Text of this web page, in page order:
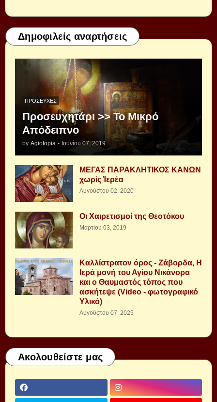
Δημοφιλείς αναρτήσεις
ΠΡΟΣΕΥΧΈΣ
Προσευχητάρι >> Το Μικρό
Απόδειπνο
by Agiotopia - Ιουνίου 07, 2019
ΜΕΓΑΣ ΠΑΡΑΚΛΗΤΙΚΟΣ ΚΑΝΩΝ
χωρὶς Ἱερέα
Αυγούστου 02, 2020
Οι Χαιρετισμοί της Θεοτόκου
Μαρτίου 03, 2019
Καλλίστρατον όρος - Ζάβορδα, Η
Ιερά μονή του Αγίου Νικάνορα
και ο Θαυμαστός τόπος που
ασκήτεψε (Video - φωτογραφικό
Υλικό)
Αυγούστου 07, 2025
Ακολουθείστε μας